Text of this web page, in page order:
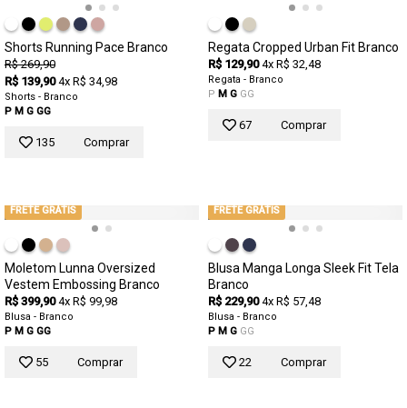
Shorts Running Pace Branco
R$ 269,90
R$ 139,90 4x R$ 34,98
Shorts - Branco
P M G GG
135 Comprar
Regata Cropped Urban Fit Branco
R$ 129,90 4x R$ 32,48
Regata - Branco
P M G GG
67 Comprar
FRETE GRÁTIS
Moletom Lunna Oversized
Vestem Embossing Branco
R$ 399,90 4x R$ 99,98
Blusa - Branco
P M G GG
55 Comprar
FRETE GRÁTIS
Blusa Manga Longa Sleek Fit Tela
Branco
R$ 229,90 4x R$ 57,48
Blusa - Branco
P M G GG
22 Comprar